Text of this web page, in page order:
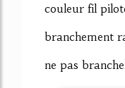
couleur fil
branchement
ne pas